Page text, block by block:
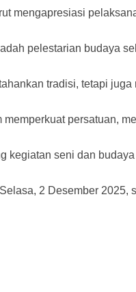
mengapresiasi
pelestarian budaya
tradisi, tetapi
persatuan,
seni dan
2 Desember